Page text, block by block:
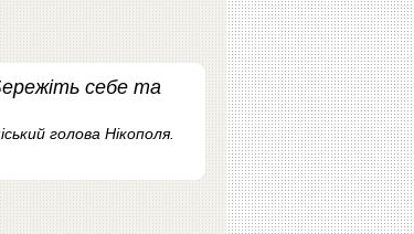
себе та
голова Нікополя.